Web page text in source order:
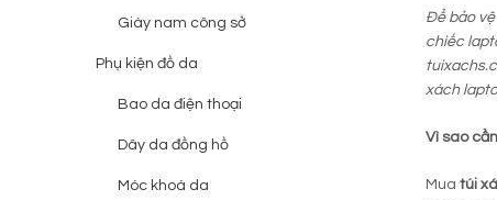
Để bảo
chiếc
xách
Vì sao
Mua túi
Giày nam công sở
Phụ kiện đồ da
Bao da điện thoại
Dây da đồng hồ
Móc khoá da